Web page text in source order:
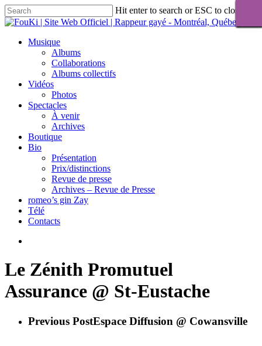
Skip
to
content
Hit enter to search or ESC to close
Close
Menu
Musique
Albums
Collaborations
Albums collectifs
Vidéos
Photos
Spectacles
À venir
Archives
Boutique
Bio
Présentation
Prix/distinctions
Revue de presse
Archives – Revue de Presse
romeo’s gin Zay
Télé
Contacts
Le Zénith Promutuel
Assurance @ St-Eustache
Previous PostEspace Diffusion @ Cowansville